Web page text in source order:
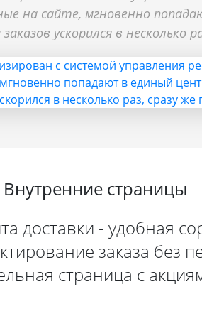
на сайте, мгновенно
ускорился в несколько
Внутренние страницы
доставки - удобная
заказа без
страница с